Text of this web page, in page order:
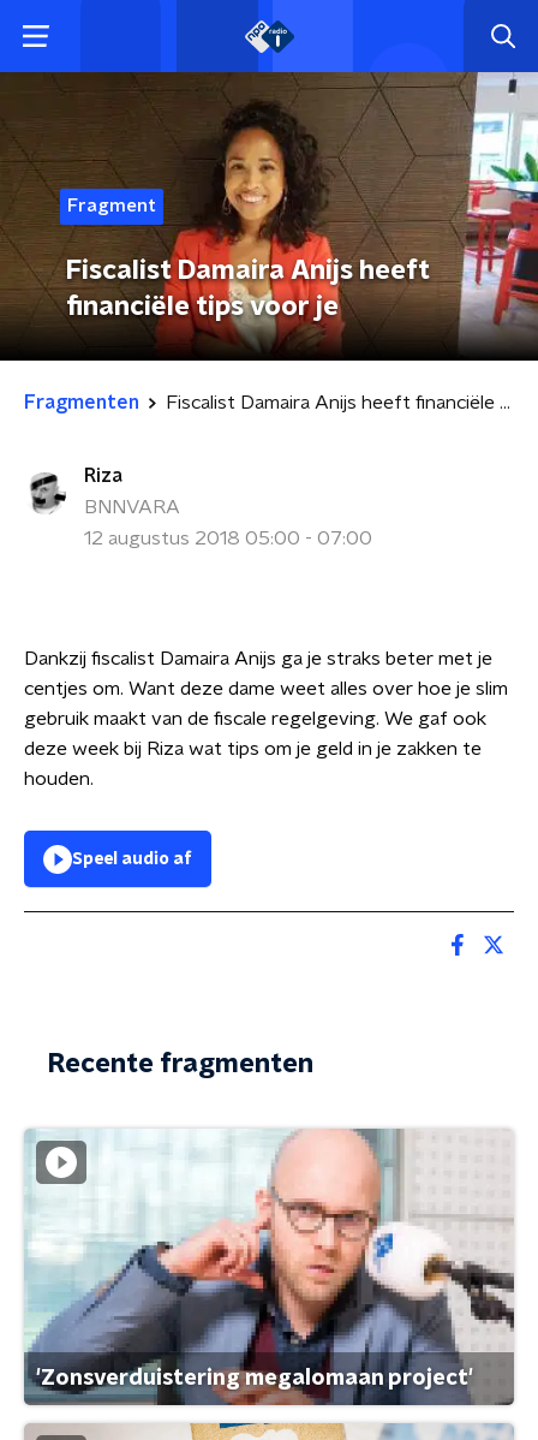
Fragment
Fiscalist Damaira Anijs heeft
financiële tips voor je
Fragmenten Fiscalist Damaira Anijs heeft financiële tips voor je
Riza
BNNVARA
12 augustus 2018 05:00 - 07:00
Dankzij fiscalist Damaira Anijs ga je straks beter met je
centjes om. Want deze dame weet alles over hoe je slim
gebruik maakt van de fiscale regelgeving. We gaf ook
deze week bij Riza wat tips om je geld in je zakken te
houden.
Speel audio af
Recente fragmenten
'Zonsverduistering megalomaan project'